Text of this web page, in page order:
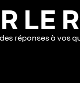
LE
réponses à vos